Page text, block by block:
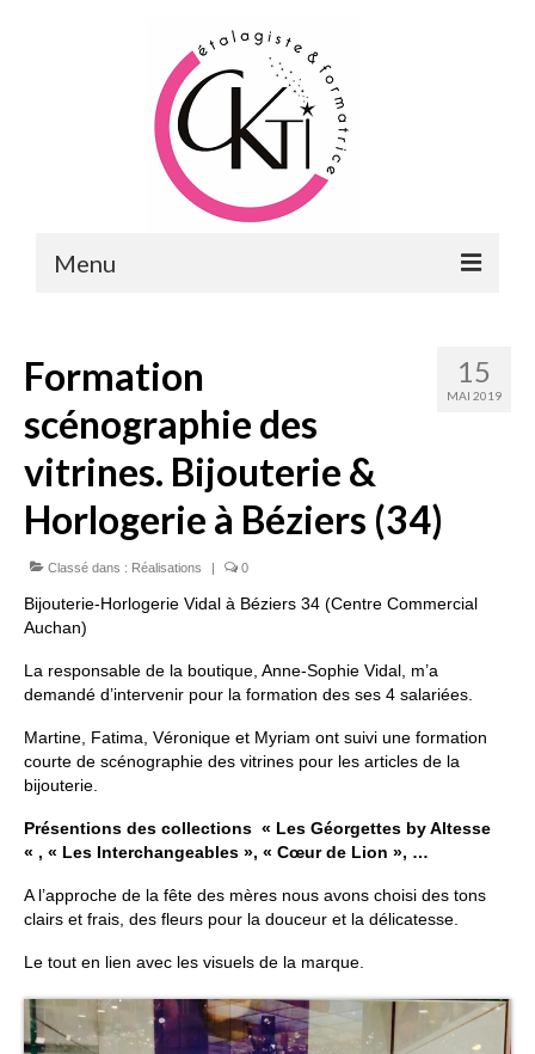
Menu
FORMATIONS
FORMATIONS DU POINT DE VENTE
MERCHANDISING & VITRINES
FORMATIONS RH
FORMATIONS DE FORMATEURS
CONSEILS & PRESTATIONS
REALISATIONS
15
MAI 2019
Formation
scénographie des
vitrines. Bijouterie &
Horlogerie à Béziers (34)
Classé dans : Réalisations | 0
Bijouterie-Horlogerie Vidal à Béziers 34 (Centre Commercial
Auchan)
La responsable de la boutique, Anne-Sophie Vidal, m’a
demandé d’intervenir pour la formation des ses 4 salariées.
Martine, Fatima, Véronique et Myriam ont suivi une formation
courte de scénographie des vitrines pour les articles de la
bijouterie.
Présentions des collections « Les Géorgettes by Altesse
« , « Les Interchangeables », « Cœur de Lion », …
A l’approche de la fête des mères nous avons choisi des tons
clairs et frais, des fleurs pour la douceur et la délicatesse.
Le tout en lien avec les visuels de la marque.